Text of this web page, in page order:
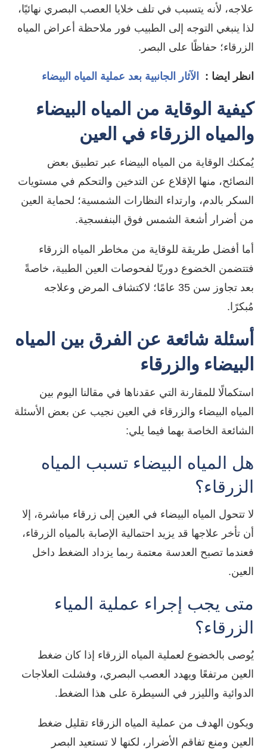
علاجه، لأنه يتسبب في تلف خلايا العصب البصري نهائيًا،
لذا ينبغي التوجه إلى الطبيب فور ملاحظة أعراض المياه
الزرقاء؛ حفاظًا على البصر.
انظر ايضا : الآثار الجانبية بعد عملية المياه البيضاء
كيفية الوقاية من المياه البيضاء
والمياه الزرقاء في العين
يُمكنك الوقاية من المياه البيضاء عبر تطبيق بعض
النصائح، منها الإقلاع عن التدخين والتحكم في مستويات
السكر بالدم، وارتداء النظارات الشمسية؛ لحماية العين
من أضرار أشعة الشمس فوق البنفسجية.
أما أفضل طريقة للوقاية من مخاطر المياه الزرقاء
فتتضمن الخضوع دوريًا لفحوصات العين الطبية، خاصةً
بعد تجاوز سن 35 عامًا؛ لاكتشاف المرض وعلاجه
مُبكرًا.
أسئلة شائعة عن الفرق بين المياه
البيضاء والزرقاء
استكمالًا للمقارنة التي عقدناها في مقالنا اليوم بين
المياه البيضاء والزرقاء في العين نجيب عن بعض الأسئلة
الشائعة الخاصة بهما فيما يلي:
هل المياه البيضاء تسبب المياه
الزرقاء؟
لا تتحول المياه البيضاء في العين إلى زرقاء مباشرة، إلا
أن تأخر علاجها قد يزيد احتمالية الإصابة بالمياه الزرقاء،
فعندما تصبح العدسة معتمة ربما يزداد الضغط داخل
العين.
متى يجب إجراء عملية المياء
الزرقاء؟
يُوصى بالخضوع لعملية المياه الزرقاء إذا كان ضغط
العين مرتفعًا ويهدد العصب البصري، وفشلت العلاجات
الدوائية والليزر في السيطرة على هذا الضغط.
ويكون الهدف من عملية المياه الزرقاء تقليل ضغط
العين ومنع تفاقم الأضرار، لكنها لا تستعيد البصر